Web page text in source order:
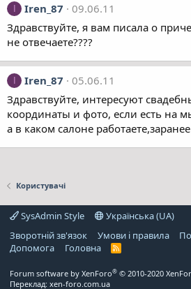
Iren_87
09.06.11
Здравствуйте, я вам писала о
не отвечаете????
Iren_87
05.06.11
Здравствуйте, интересуют
координаты и фото, если есть на
а в каком салоне
Користувачі
SysAdmin Style
Українська (UA)
Зворотній зв'язок
Умови і правила
Дoпoмoга
Головна
R
Forum software by XenForo® © 2010-2020
Переклад: xen-foro.com.ua